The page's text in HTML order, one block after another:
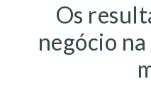
Os
negócio